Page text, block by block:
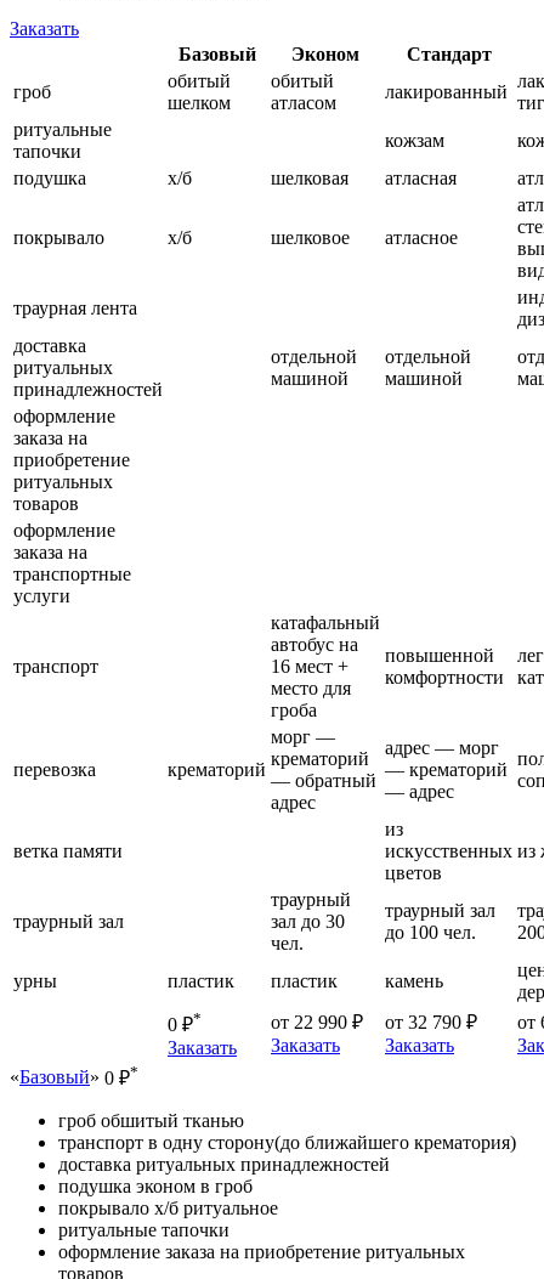
Заказать
Базовый
Эконом
Стандарт
гроб
обитый
шелком
обитый
атласом
лакированный
ритуальные
тапочки
кожзам
подушка
х/б шелковая атласная
покрывало х/б шелковое атласное
траурная лента
доставка
ритуальных
принадлежностей
отдельной
машиной
отдельной
машиной
оформление
заказа на
приобретение
ритуальных
товаров
оформление
заказа на
транспортные
услуги
транспорт
катафальный
автобус на
16 мест +
место для
гроба
повышенной
комфортности
перевозка крематорий
морг —
крематорий
— обратный
адрес
адрес — морг
— крематорий
— адрес
ветка памяти
из
искусственных
цветов
из
траурный зал
траурный
зал до 30
чел.
траурный зал
до 100 чел.
урны пластик пластик камень
0 ₽*
Заказать
от 22 990 ₽
Заказать
от 32 790 ₽
Заказать
от
«Базовый» 0 ₽*
гроб обшитый тканью
транспорт в одну сторону(до ближайшего крематория)
доставка ритуальных принадлежностей
подушка эконом в гроб
покрывало х/б ритуальное
ритуальные тапочки
оформление заказа на приобретение ритуальных
товаров